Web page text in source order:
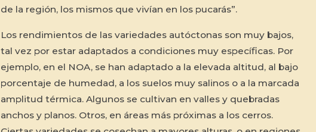
de la región, los mismos que vivían en los pucarás”.
Los rendimientos de las variedades autóctonas son muy bajos,
tal vez por estar adaptados a condiciones muy específicas. Por
ejemplo, en el NOA, se han adaptado a la elevada altitud, al bajo
porcentaje de humedad, a los suelos muy salinos o a la marcada
amplitud térmica. Algunos se cultivan en valles y quebradas
anchos y planos. Otros, en áreas más próximas a los cerros.